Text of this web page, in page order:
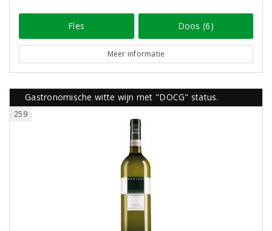
Fles Doos (6)
Meer informatie
Gastronomische witte wijn met "DOCG" status.
259